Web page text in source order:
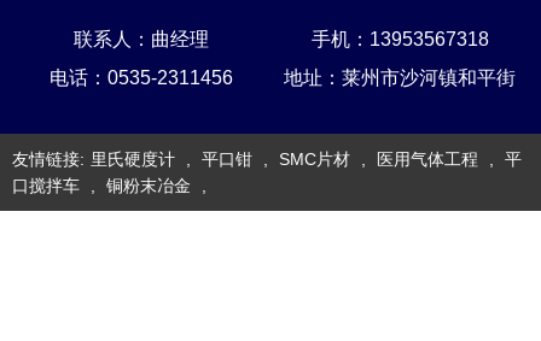
联系人：曲经理
手机：13953567318
电话：0535-2311456
地址：莱州市沙河镇和平街
友情链接: 里氏硬度计 , 平口钳 , SMC片材 , 医用气体工程 ,
平
口搅拌车
, 铜粉末冶金 ,